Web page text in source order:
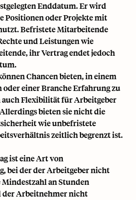
Enddatum. Er wird
Positionen oder Projekte mit
Befristete Mitarbeitende
und Leistungen wie
ihr Vertrag endet jedoch
Chancen bieten, in einem
einer Branche Erfahrung zu
auch Flexibilität für Arbeitgeber
bieten sie nicht die
wie unbefristete
zeitlich begrenzt ist.
ist eine Art von
bei der der Arbeitgeber nicht
an Stunden
der Arbeitnehmer nicht